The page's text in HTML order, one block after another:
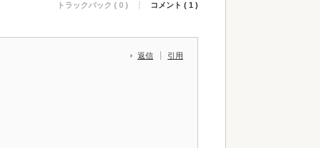
トラックバック ( 0 ) コメント ( 1 )
返信 引用